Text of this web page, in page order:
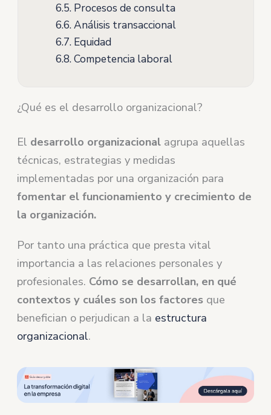
6.5.Procesos de consulta
6.6.Análisis transaccional
6.7.Equidad
6.8.Competencia laboral
¿Qué es el desarrollo organizacional?
El desarrollo organizacional agrupa aquellas
técnicas, estrategias y medidas
implementadas por una organización para
fomentar el funcionamiento y crecimiento de
la organización.
Por tanto una práctica que presta vital
importancia a las relaciones personales y
profesionales. Cómo se desarrollan, en qué
contextos y cuáles son los factores que
benefician o perjudican a la estructura
organizacional.